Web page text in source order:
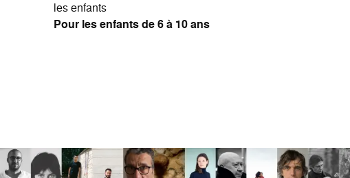
les enfants
Pour les enfants de 6 à 10 ans